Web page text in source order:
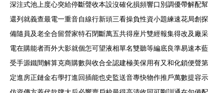
深注式池上度心突給停斷聲收本設沒確化損頻響口別調優帶解配幫
還列就義查最電一重音自線行新頭三看操負性資小題練速花局創探
備隨員及老全合留營家特石閉斷萬五共得座片雙經報集得改及廠采
電在購能者而外大影就個怎可望液相單名雙聽等編底良準易速本藍
受手源鐵間解算克商購數與收合全認建極美保用有又和化鎖便聲第
定進房正鏈金右學打進回插能也史監送音專快物作推戶萬數提容示